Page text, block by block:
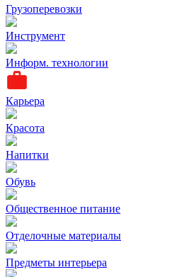
Грузоперевозки
Инструмент
Информ. технологии
Карьера
Красота
Напитки
Обувь
Общественное питание
Отделочные материалы
Предметы интерьера